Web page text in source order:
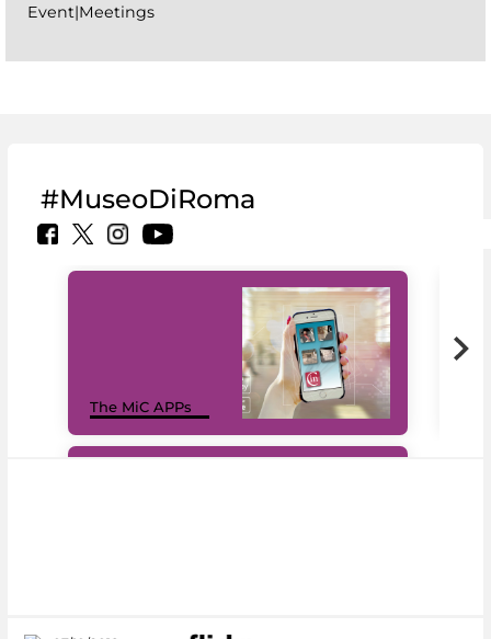
Event|Meetings
#MuseoDiRoma
The MiC APPs